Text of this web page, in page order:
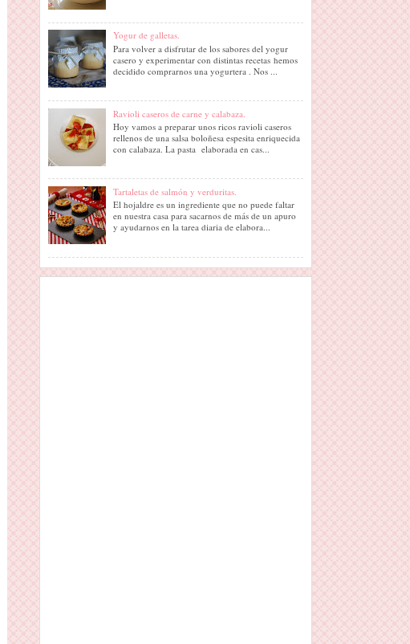
Yogur de galletas.
Para volver a disfrutar de los sabores del yogur
casero y experimentar con distintas recetas hemos
decidido comprarnos una yogurtera . Nos ...
Ravioli caseros de carne y calabaza.
Hoy vamos a preparar unos ricos ravioli caseros
rellenos de una salsa boloñesa espesita enriquecida
con calabaza. La pasta elaborada en cas...
Tartaletas de salmón y verduritas.
El hojaldre es un ingrediente que no puede faltar
en nuestra casa para sacarnos de más de un apuro
y ayudarnos en la tarea diaria de elabora...